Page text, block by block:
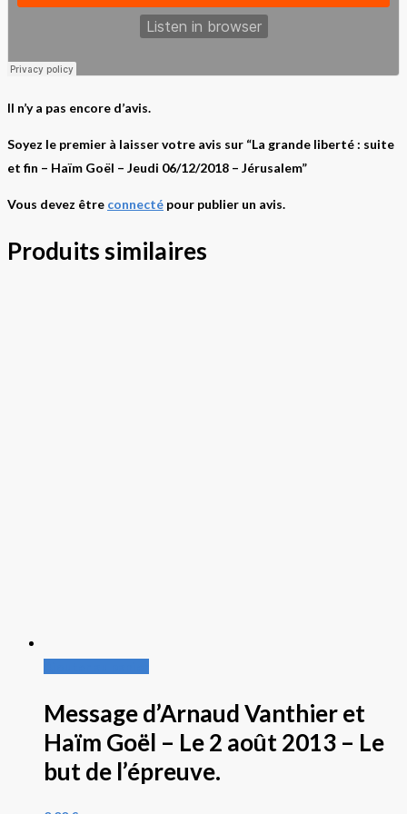
Il n’y a pas encore d’avis.
Soyez le premier à laisser votre avis sur “La grande liberté : suite
et fin – Haïm Goël – Jeudi 06/12/2018 – Jérusalem”
Vous devez être connecté pour publier un avis.
Produits similaires
Message d’Arnaud Vanthier et
Haïm Goël – Le 2 août 2013 – Le
but de l’épreuve.